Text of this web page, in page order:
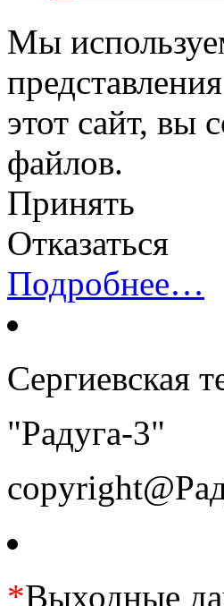
Мы
этот сайт, вы
файлов.
Принять
Отказаться
Подробнее…
Сергиевская
"Радуга-3"
*Выходные